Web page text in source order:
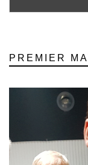
PREMIER